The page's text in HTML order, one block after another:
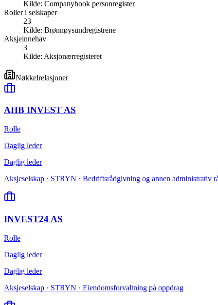
Kilde: Companybook personregister
Roller i selskaper
23
Kilde: Brønnøysundregistrene
Aksjeinnehav
3
Kilde: Aksjonærregisteret
Nøkkelrelasjoner
AHB INVEST AS
Rolle
Daglig leder
Daglig leder
Aksjeselskap · STRYN · Bedriftsrådgivning og annen administrativ
INVEST24 AS
Rolle
Daglig leder
Daglig leder
Aksjeselskap · STRYN · Eiendomsforvaltning på oppdrag